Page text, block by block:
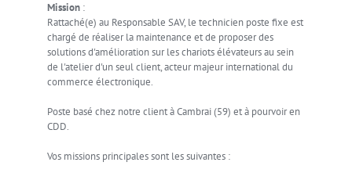
Mission :
Rattaché(e) au Responsable SAV, le technicien poste fixe est
chargé de réaliser la maintenance et de proposer des
solutions d'amélioration sur les chariots élévateurs au sein
de l'atelier d'un seul client, acteur majeur international du
commerce électronique.
Poste basé chez notre client à Cambrai (59) et à pourvoir en
CDD.
Vos missions principales sont les suivantes :